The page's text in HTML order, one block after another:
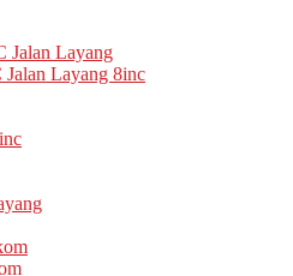
Jalan Layang
Layang 8inc